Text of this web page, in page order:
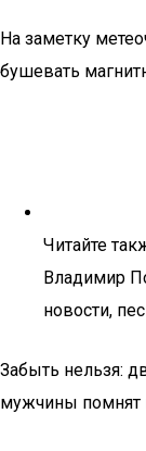
На заметку
бушевать
Читайте
Владимир
новости,
Забыть нельзя:
мужчины